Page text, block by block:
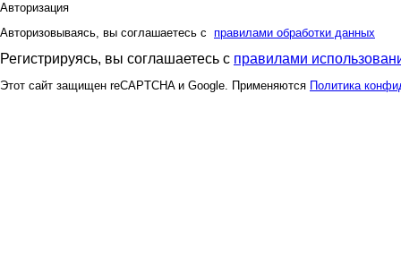
Авторизация
Авторизовываясь, вы соглашаетесь с правилами обработки данных
Регистрируясь, вы соглашаетесь с правилами
Этот сайт защищен reCAPTCHA и Google. Применяются Политика